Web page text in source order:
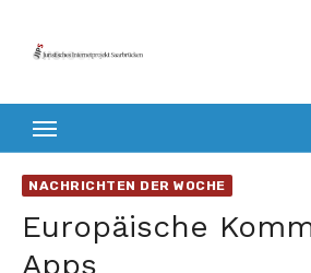
Inhalt
NACHRICHTEN DER WOCHE
Europäische
Apps